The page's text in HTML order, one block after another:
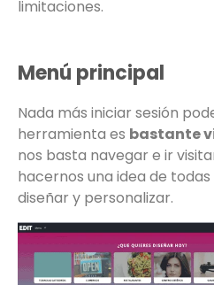
limitaciones.
Menú principal
Nada más iniciar sesión
herramienta es bastante
nos basta navegar e ir
hacernos una idea de
diseñar y personalizar.